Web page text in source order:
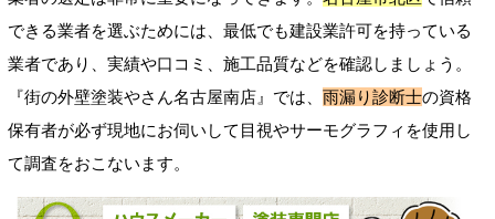
できる業者を選ぶためには、最低でも建設業許可を持っている
業者であり、実績や口コミ、施工品質などを確認しましょう。
『街の外壁塗装やさん名古屋南店』では、 雨漏り診断士の資格
保有者が必ず現地にお伺いして目視やサーモグラフィを使用し
て調査をおこないます。